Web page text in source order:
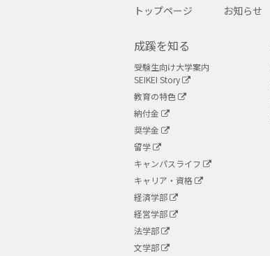
トップページ お知らせ
成蹊を知る
受験生向け大学案内
SEIKEI Story
教育の特色
納付金
奨学金
留学
キャンパスライフ
キャリア・資格
経済学部
経営学部
法学部
文学部